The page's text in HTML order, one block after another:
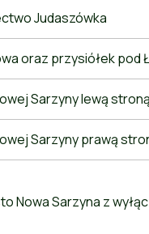
Judaszówka
oraz przysiółek pod
Sarzyny lewą
Sarzyny prawą
Nowa Sarzyna z